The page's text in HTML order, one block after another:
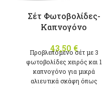
Σέτ Φωτοβολίδες-
Καπνογόνο
43,50 €
Προβλεπόμενο σέτ με 3
φωτοβολίδες χειρός και 1
καπνογόνο για μικρά
αλιευτικά σκάφη όπως
ορίζει ο νόμος. *ΠΩΛΕΙΤΑΙ